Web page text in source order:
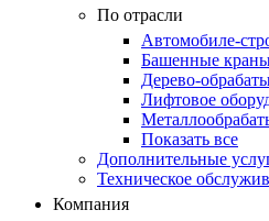
По отрасли
Автомобиле-
Башенные
Дерево-
Лифтовое
Показать все
Дополнительные
Техническое
Компания